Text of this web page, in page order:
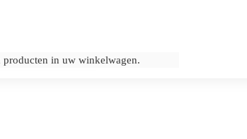
producten in uw winkelwagen.